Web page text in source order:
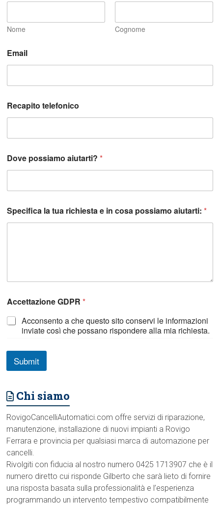
Nome Cognome
o
s
a
u
t
a
t
:
a
i
t
Email
Recapito telefonico
Dove possiamo aiutarti?*
Specifica la tua richiesta e in cosa possiamo aiutarti:*
Accettazione GDPR*
Acconsento a che questo sito conservi le informazioni
inviate così che possano rispondere alla mia richiesta.
Submit
Chi siamo
RovigoCancelliAutomatici.com offre servizi di riparazione,
manutenzione, installazione di nuovi impianti a Rovigo
Ferrara e provincia per qualsiasi marca di automazione per
cancelli.
Rivolgiti con fiducia al nostro numero 0425 1713907 che è il
numero diretto cui risponde Gilberto che sarà lieto di fornire
una risposta basata sulla professionalità e l’esperienza
programmando un intervento tempestivo compatibilmente